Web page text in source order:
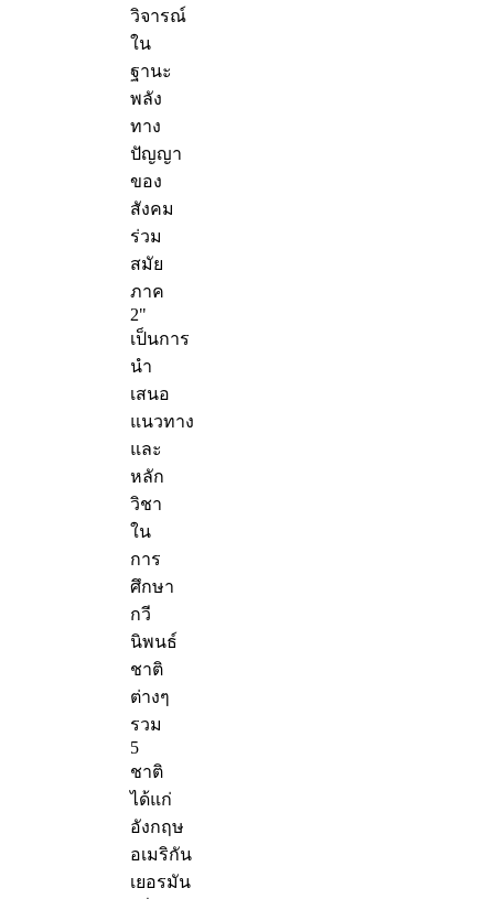
วิจารณ์
ใน
ฐานะ
พลัง
ทาง
ปัญญา
ของ
สังคม
ร่วม
สมัย
ภาค
2"
เป็นการ
นำ
เสนอ
แนวทาง
และ
หลัก
วิชา
ใน
การ
ศึกษา
กวี
นิพนธ์
ชาติ
ต่างๆ
รวม
5
ชาติ
ได้แก่
อังกฤษ
อเมริกัน
เยอรมัน